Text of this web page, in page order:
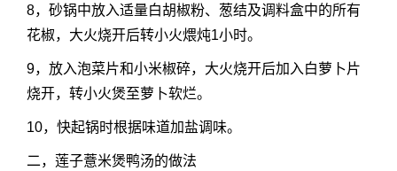
8，砂锅中放入适量白胡椒粉、葱结及调料盒中的所有
花椒，大火烧开后转小火煨炖1小时。
9，放入泡菜片和小米椒碎，大火烧开后加入白萝卜片
烧开，转小火煲至萝卜软烂。
10，快起锅时根据味道加盐调味。
二，莲子薏米煲鸭汤的做法